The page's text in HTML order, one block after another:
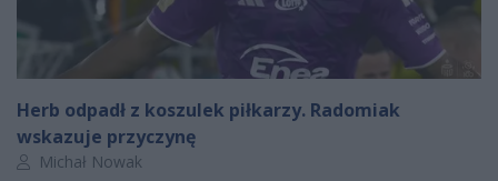
Herb odpadł z koszulek piłkarzy. Radomiak
wskazuje przyczynę
Autor artykułu:
Michał Nowak